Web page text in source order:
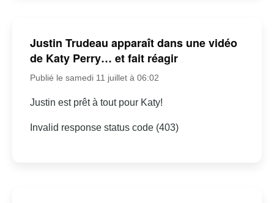
Justin Trudeau apparaît dans une vidéo
de Katy Perry… et fait réagir
Publié le samedi 11 juillet à 06:02
Justin est prêt à tout pour Katy!
Invalid response status code (403)